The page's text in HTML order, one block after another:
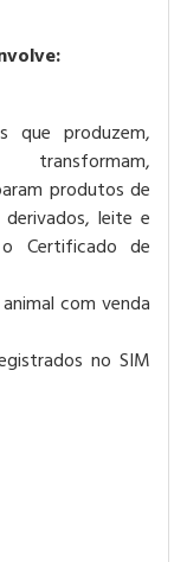
que produzem,
produtos de
leite e
Certificado de
com venda
no SIM